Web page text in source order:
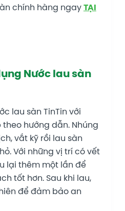
chính hàng ngayTẠI
Nước lau sàn
lau sàn TinTin với
hướng dẫn. Nhúng
vắt kỹ rồi lau sàn
Với những vị trí có vết
lại thêm một lần để
tốt hơn. Sau khi lau,
để đảm bảo an